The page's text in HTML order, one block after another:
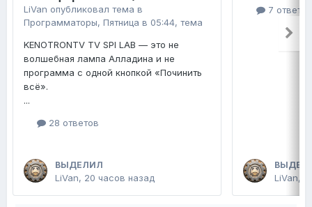
LiVan опубликовал тема в
Программаторы, Пятница в 05:44, тема
KENOTRONTV TV SPI LAB — это не
волшебная лампа Алладина и не
программа с одной кнопкой «Починить
всё».
...
28 ответов
ВЫДЕЛИЛ
LiVan, 20 часов назад
7 ответов
LiVan,